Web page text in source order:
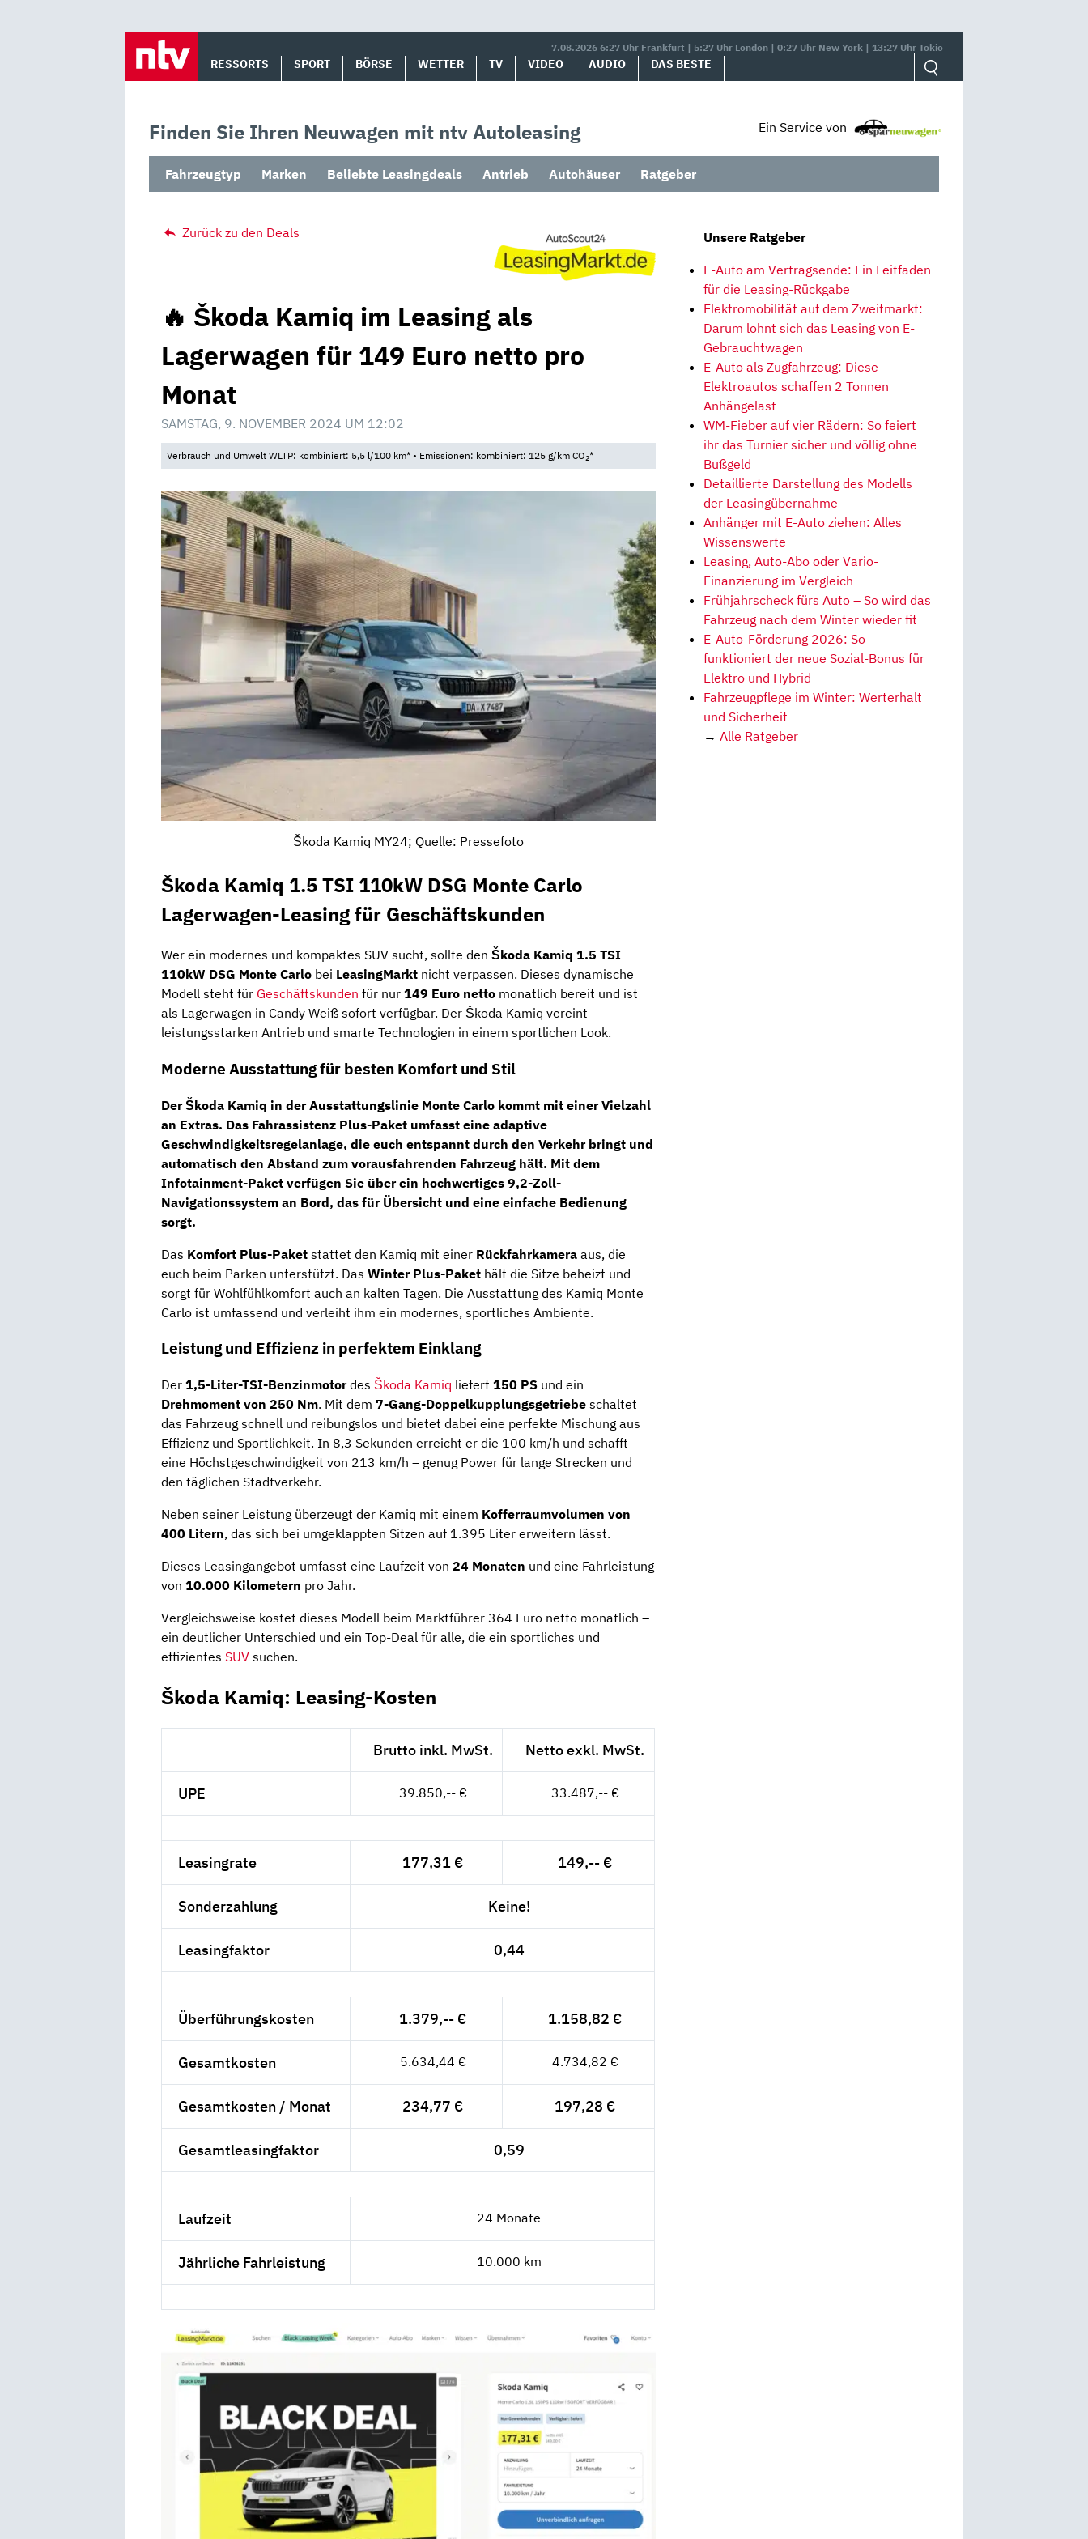
7.08.2026 6:27 Uhr Frankfurt | 5:27 Uhr London | 0:27 Uhr New York | 13:27 Uhr Tokio
RESSORTS SPORT BÖRSE WETTER TV VIDEO AUDIO DAS BESTE
Finden Sie Ihren Neuwagen mit ntv Autoleasing Ein Service von
Fahrzeugtyp Marken Beliebte Leasingdeals Antrieb Autohäuser Ratgeber
Zurück zu den Deals
🔥 Škoda Kamiq im Leasing als
Lagerwagen für 149 Euro netto pro
Monat
SAMSTAG, 9. NOVEMBER 2024 UM 12:02
Verbrauch und Umwelt WLTP: kombiniert: 5,5 l/100 km* • Emissionen: kombiniert: 125 g/km CO2*
Škoda Kamiq MY24; Quelle: Pressefoto
Škoda Kamiq 1.5 TSI 110kW DSG Monte Carlo
Lagerwagen-Leasing für Geschäftskunden
Wer ein modernes und kompaktes SUV sucht, sollte den Škoda Kamiq 1.5 TSI
110kW DSG Monte Carlo bei LeasingMarkt nicht verpassen. Dieses dynamische
Modell steht für Geschäftskunden für nur 149 Euro netto monatlich bereit und ist
als Lagerwagen in Candy Weiß sofort verfügbar. Der Škoda Kamiq vereint
leistungsstarken Antrieb und smarte Technologien in einem sportlichen Look.
Moderne Ausstattung für besten Komfort und Stil
Der Škoda Kamiq in der Ausstattungslinie Monte Carlo kommt mit einer Vielzahl
an Extras. Das Fahrassistenz Plus-Paket umfasst eine adaptive
Geschwindigkeitsregelanlage, die euch entspannt durch den Verkehr bringt und
automatisch den Abstand zum vorausfahrenden Fahrzeug hält. Mit dem
Infotainment-Paket verfügen Sie über ein hochwertiges 9,2-Zoll-
Navigationssystem an Bord, das für Übersicht und eine einfache Bedienung
sorgt.
Das Komfort Plus-Paket stattet den Kamiq mit einer Rückfahrkamera aus, die
euch beim Parken unterstützt. Das Winter Plus-Paket hält die Sitze beheizt und
sorgt für Wohlfühlkomfort auch an kalten Tagen. Die Ausstattung des Kamiq Monte
Carlo ist umfassend und verleiht ihm ein modernes, sportliches Ambiente.
Leistung und Effizienz in perfektem Einklang
Der 1,5-Liter-TSI-Benzinmotordes Škoda Kamiq liefert 150 PS und ein
Drehmoment von 250 Nm. Mit dem 7-Gang-Doppelkupplungsgetriebe schaltet
das Fahrzeug schnell und reibungslos und bietet dabei eine perfekte Mischung aus
Effizienz und Sportlichkeit. In 8,3 Sekunden erreicht er die 100 km/h und schafft
eine Höchstgeschwindigkeit von 213 km/h – genug Power für lange Strecken und
den täglichen Stadtverkehr.
Neben seiner Leistung überzeugt der Kamiq mit einem Kofferraumvolumen von
400 Litern, das sich bei umgeklappten Sitzen auf 1.395 Liter erweitern lässt.
Dieses Leasingangebot umfasst eine Laufzeit von 24 Monaten und eine Fahrleistung
von 10.000 Kilometern pro Jahr.
Vergleichsweise kostet dieses Modell beim Marktführer 364 Euro netto monatlich –
ein deutlicher Unterschied und ein Top-Deal für alle, die ein sportliches und
effizientes SUV suchen.
Škoda Kamiq: Leasing-Kosten
Brutto inkl. MwSt. Netto exkl. MwSt.
UPE 39.850,-- € 33.487,-- €
Leasingrate 177,31 € 149,-- €
Sonderzahlung Keine!
Leasingfaktor 0,44
Überführungskosten 1.379,-- € 1.158,82 €
Gesamtkosten 5.634,44 € 4.734,82 €
Gesamtkosten / Monat 234,77 € 197,28 €
Gesamtleasingfaktor 0,59
Laufzeit 24 Monate
Jährliche Fahrleistung 10.000 km
Unsere Ratgeber
E-Auto am Vertragsende: Ein Leitfaden
für die Leasing-Rückgabe
Elektromobilität auf dem Zweitmarkt:
Darum lohnt sich das Leasing von E-
Gebrauchtwagen
E-Auto als Zugfahrzeug: Diese
Elektroautos schaffen 2 Tonnen
Anhängelast
WM-Fieber auf vier Rädern: So feiert
ihr das Turnier sicher und völlig ohne
Bußgeld
Detaillierte Darstellung des Modells
der Leasingübernahme
Anhänger mit E-Auto ziehen: Alles
Wissenswerte
Leasing, Auto-Abo oder Vario-
Finanzierung im Vergleich
Frühjahrscheck fürs Auto – So wird das
Fahrzeug nach dem Winter wieder fit
E-Auto-Förderung 2026: So
funktioniert der neue Sozial-Bonus für
Elektro und Hybrid
Fahrzeugpflege im Winter: Werterhalt
und Sicherheit
→ Alle Ratgeber